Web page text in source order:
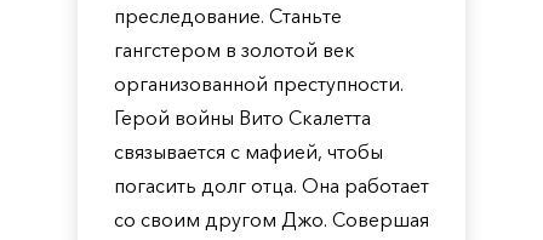
преследование. Станьте
гангстером в золотой век
организованной преступности.
Герой войны Вито Скалетта
связывается с мафией, чтобы
погасить долг отца. Она работает
со своим другом Джо. Совершая